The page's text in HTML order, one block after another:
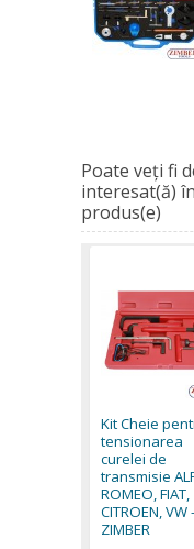
Poate veţi fi
interesat(ă)
produs(e)
Kit Cheie
tensionarea
curelei de
transmisie
ROMEO, FIAT,
CITROEN, VW -
ZIMBER